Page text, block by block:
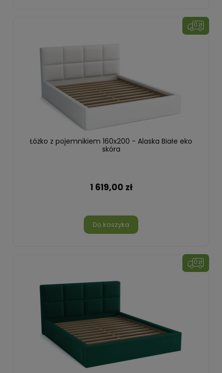
Łóżko z pojemnikiem 160x200 - Alaska Białe eko
skóra
1 619,00 zł
Do koszyka